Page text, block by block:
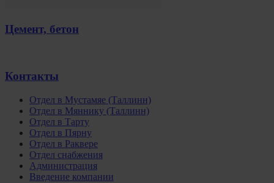
Цемент, бетон
Контакты
Oтдел в Мустамяе (Таллинн)
Oтдел в Мяннику (Таллинн)
Oтдел в Тарту
Отдел в Пярну
Отдел в Раквере
Отдел снабжения
Администрация
Введение компании